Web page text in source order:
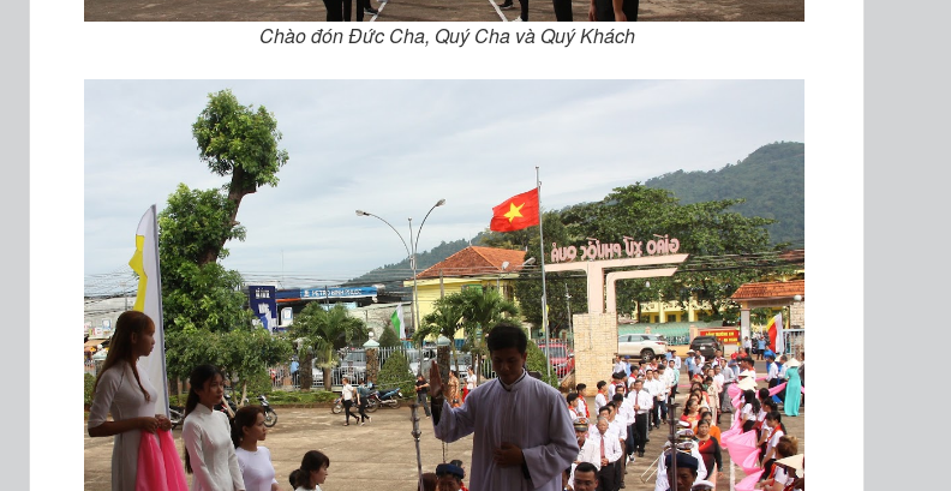
Chào đón Đức Cha, Quý Cha và Quý Khách